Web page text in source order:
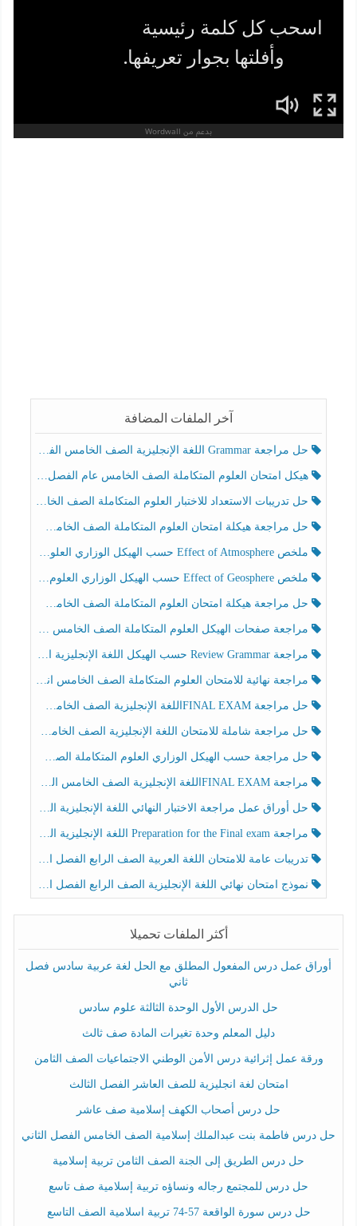
آخر الملفات المضافة
حل مراجعة Grammar اللغة الإنجليزية الصف الخامس الفصل الثالث
هيكل امتحان العلوم المتكاملة الصف الخامس عام الفصل الدراسي الثالث 2025-2026
حل تدريبات الاستعداد للاختبار العلوم المتكاملة الصف الخامس عام الفصل الثالث
حل مراجعة هيكلة امتحان العلوم المتكاملة الصف الخامس انسبير الفصل الثالث
ملخص Effect of Atmosphere حسب الهيكل الوزاري العلوم المتكاملة الصف الخامس انسبير الفصل الثالث
ملخص Effect of Geosphere حسب الهيكل الوزاري العلوم المتكاملة الصف الخامس انسبير الفصل الثالث
حل مراجعة هيكلة امتحان العلوم المتكاملة الصف الخامس عام الفصل الثالث
مراجعة صفحات الهيكل العلوم المتكاملة الصف الخامس انسبير الفصل الثالث
مراجعة Review Grammar حسب الهيكل اللغة الإنجليزية الصف الخامس الفصل الثالث
مراجعة نهائية للامتحان العلوم المتكاملة الصف الخامس انسبير الفصل الثالث
حل مراجعة FINAL EXAMاللغة الإنجليزية الصف الخامس الفصل الثالث
حل مراجعة شاملة للامتحان اللغة الإنجليزية الصف الخامس الفصل الثالث
حل مراجعة حسب الهيكل الوزاري العلوم المتكاملة الصف الخامس عام الفصل الثالث
مراجعة FINAL EXAMاللغة الإنجليزية الصف الخامس الفصل الثالث
حل أوراق عمل مراجعة الاختبار النهائي اللغة الإنجليزية الصف الرابع الفصل الثالث
مراجعة Preparation for the Final exam اللغة الإنجليزية الصف الرابع الفصل الثالث
تدريبات عامة للامتحان اللغة العربية الصف الرابع الفصل الثالث
نموذج امتحان نهائي اللغة الإنجليزية الصف الرابع الفصل الثالث
أكثر الملفات تحميلا
أوراق عمل درس المفعول المطلق مع الحل لغة عربية سادس فصل
ثاني
حل الدرس الأول الوحدة الثالثة علوم سادس
دليل المعلم وحدة تغيرات المادة صف ثالث
ورقة عمل إثرائية درس الأمن الوطني الاجتماعيات الصف الثامن
امتحان لغة انجليزية للصف العاشر الفصل الثالث
حل درس أصحاب الكهف إسلامية صف عاشر
حل درس فاطمة بنت عبدالملك إسلامية الصف الخامس الفصل الثاني
حل درس الطريق إلى الجنة الصف الثامن تربية إسلامية
حل درس للمجتمع رجاله ونساؤه تربية إسلامية صف تاسع
حل درس سورة الواقعة 57-74 تربية اسلامية الصف التاسع